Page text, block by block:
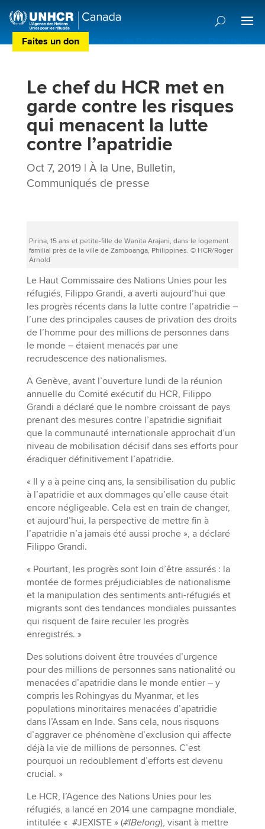
Faites un don Centre de Préférences des Donateurs
Le chef du HCR met en
garde contre les risques
qui menacent la lutte
contre l’apatridie
Oct 7, 2019| À la Une, Bulletin,
Communiqués de presse
Pirina, 15 ans et petite-fille de Wanita Arajani, dans le logement
familial près de la ville de Zamboanga, Philippines. © HCR/Roger
Arnold
Le Haut Commissaire des Nations Unies pour les
réfugiés, Filippo Grandi, a averti aujourd’hui que
les progrès récents dans la lutte contre l’apatridie –
l’une des principales causes de privation des droits
de l’homme pour des millions de personnes dans
le monde – étaient menacés par une
recrudescence des nationalismes.
A Genève, avant l’ouverture lundi de la réunion
annuelle du Comité exécutif du HCR, Filippo
Grandi a déclaré que le nombre croissant de pays
prenant des mesures contre l’apatridie signifiait
que la communauté internationale approchait d’un
niveau de mobilisation décisif dans ses efforts pour
éradiquer définitivement l’apatridie.
« Il y a à peine cinq ans, la sensibilisation du public
à l’apatridie et aux dommages qu’elle cause était
encore négligeable. Cela est en train de changer,
et aujourd’hui, la perspective de mettre fin à
l’apatridie n’a jamais été aussi proche », a déclaré
Filippo Grandi.
« Pourtant, les progrès sont loin d’être assurés : la
montée de formes préjudiciables de nationalisme
et la manipulation des sentiments anti-réfugiés et
migrants sont des tendances mondiales puissantes
qui risquent de faire reculer les progrès
enregistrés. »
Des solutions doivent être trouvées d’urgence
pour des millions de personnes sans nationalité ou
menacées d’apatridie dans le monde entier – y
compris les Rohingyas du Myanmar, et les
populations minoritaires menacées d’apatridie
dans l’Assam en Inde. Sans cela, nous risquons
d’aggraver ce phénomène d’exclusion qui affecte
déjà la vie de millions de personnes. C’est
pourquoi un redoublement d’efforts est devenu
crucial. »
Le HCR, l’Agence des Nations Unies pour les
réfugiés, a lancé en 2014 une campagne mondiale,
intitulée « #JEXISTE » (#IBelong), visant à mettre